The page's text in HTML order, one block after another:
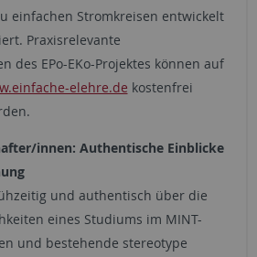
einfachen Stromkreisen entwickelt
Praxisrelevante
des EPo-EKo-Projektes können auf
elehre.de kostenfrei
innen: Authentische Einblicke
und authentisch über die
eines Studiums im MINT-
und bestehende stereotype